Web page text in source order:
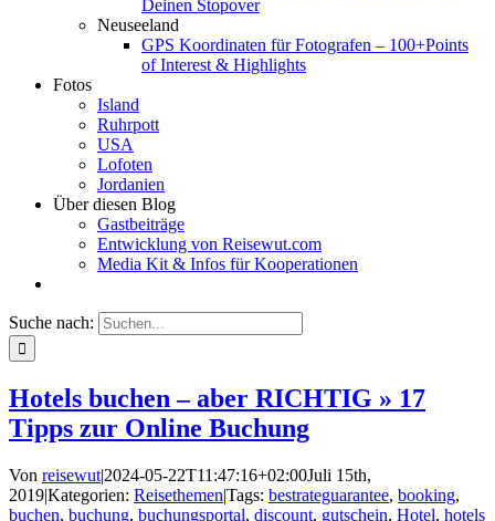
Deinen Stopover
Neuseeland
GPS Koordinaten für Fotografen – 100+Points
of Interest & Highlights
Fotos
Island
Ruhrpott
USA
Lofoten
Jordanien
Über diesen Blog
Gastbeiträge
Entwicklung von Reisewut.com
Media Kit & Infos für Kooperationen
Suche nach:
Hotels buchen – aber RICHTIG » 17
Tipps zur Online Buchung
Von reisewut|2024-05-22T11:47:16+02:00Juli 15th,
2019|Kategorien: Reisethemen|Tags: bestrateguarantee, booking,
buchen, buchung, buchungsportal, discount, gutschein, Hotel, hotels